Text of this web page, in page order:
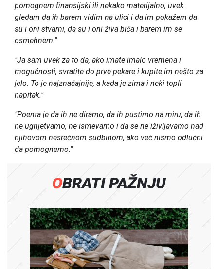
pomognem finansijski ili nekako materijalno, uvek
gledam da ih barem vidim na ulici i da im pokažem da
su i oni stvarni, da su i oni živa bića i barem im se
osmehnem."
"Ja sam uvek za to da, ako imate imalo vremena i
mogućnosti, svratite do prve pekare i kupite im nešto za
jelo. To je najznačajnije, a kada je zima i neki topli
napitak."
"Poenta je da ih ne diramo, da ih pustimo na miru, da ih
ne ugnjetvamo, ne ismevamo i da se ne iživljavamo nad
njihovom nesrećnom sudbinom, ako već nismo odlučni
da pomognemo."
OBRATI PAŽNJU